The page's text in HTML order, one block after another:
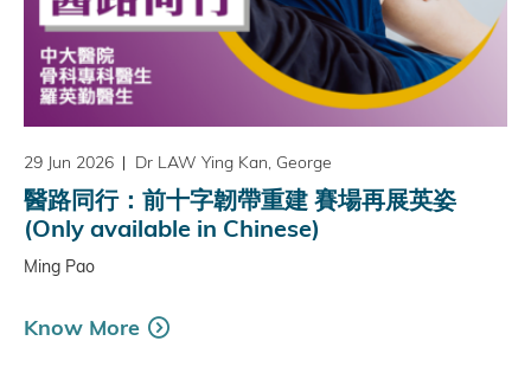
29 Jun 2026 Dr LAW Ying Kan, George
醫路同行：前十字韌帶重建 賽場再展英姿
(Only available in Chinese)
Ming Pao
Know More